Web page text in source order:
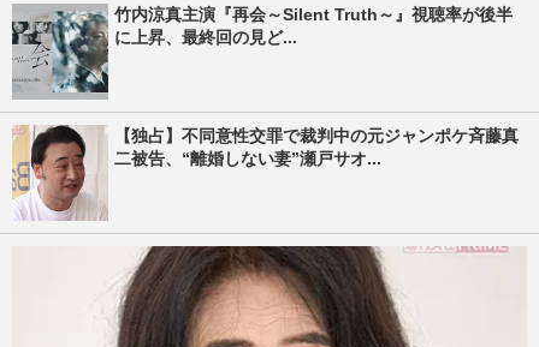
竹内涼真主演『再会～Silent Truth～』視聴率が後半
に上昇、最終回の見ど...
【独占】不同意性交罪で裁判中の元ジャンポケ斉藤真
二被告、“離婚しない妻”瀬戸サオ...